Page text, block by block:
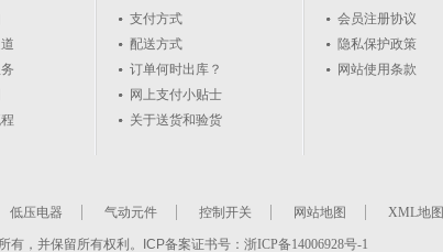
支付方式
配送方式
订单何时出库？
网上支付小贴士
关于送货和验货
会员注册协议
隐私保护政策
网站使用条款
低压电器 气动元件 控制开关 网站地图 XML地图
，并保留所有权利。ICP备案证书号： 浙ICP备14006928号-1